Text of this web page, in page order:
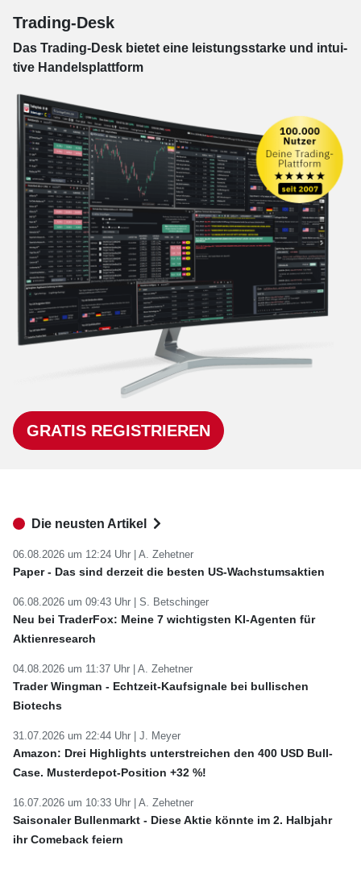
Trading-Desk
Das Trading-Desk bie­tet eine leis­tungs­star­ke und in­tui­
tive Han­dels­platt­form
GRATIS REGISTRIEREN
Die neusten Artikel
06.08.2026 um 12:24 Uhr | A. Zehetner
Paper - Das sind derzeit die besten US-Wachstumsaktien
06.08.2026 um 09:43 Uhr | S. Betschinger
Neu bei TraderFox: Meine 7 wichtigsten KI-Agenten für
Aktienresearch
04.08.2026 um 11:37 Uhr | A. Zehetner
Trader Wingman - Echtzeit-Kaufsignale bei bullischen
Biotechs
31.07.2026 um 22:44 Uhr | J. Meyer
Amazon: Drei Highlights unterstreichen den 400 USD Bull-
Case. Musterdepot-Position +32 %!
16.07.2026 um 10:33 Uhr | A. Zehetner
Saisonaler Bullenmarkt - Diese Aktie könnte im 2. Halbjahr
ihr Comeback feiern